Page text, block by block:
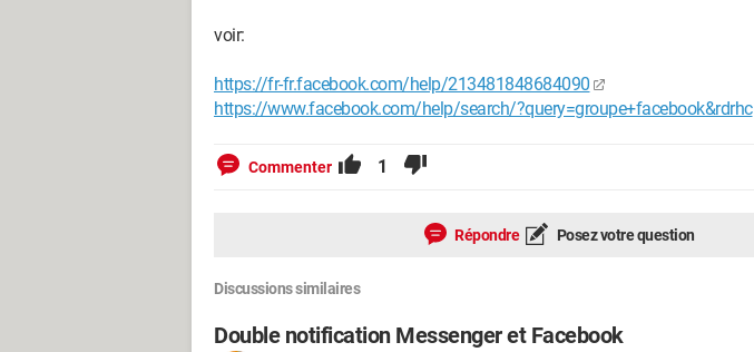
voir:
https://fr-fr.facebook.com/help/213481848684090
https://www.facebook.com/help/search/?query=groupe+facebook&rdrhc
Commenter 1
Répondre Posez votre question
Discussions similaires
Double notification Messenger et Facebook